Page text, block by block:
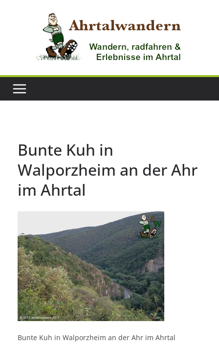
Bunte Kuh in
Walporzheim an der Ahr
im Ahrtal
Bunte Kuh in Walporzheim an der Ahr im Ahrtal